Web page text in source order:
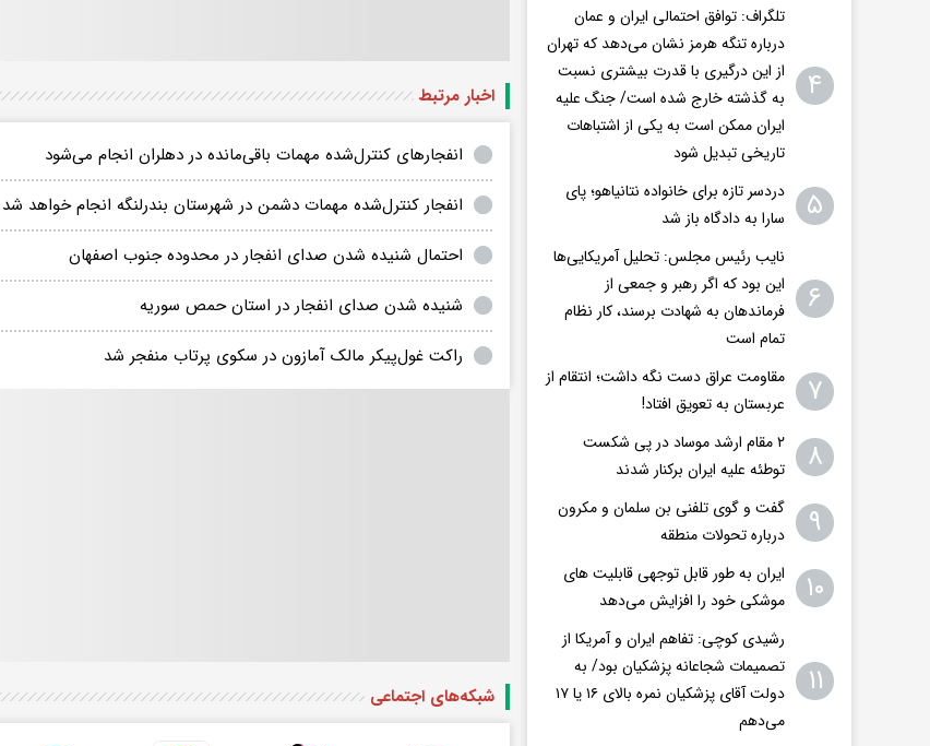
اخبار مرتبط
انفجارهای کنترل‌شده مهمات باقی‌مانده در دهلران انجام می‌شود
انفجار کنترل‌شده مهمات دشمن در شهرستان بندرلنگه انجام خواهد شد
احتمال شنیده شدن صدای انفجار در محدوده جنوب اصفهان
شنیده شدن صدای انفجار در استان حمص سوریه
راکت غول‌پیکر مالک آمازون در سکوی پرتاب منفجر شد
شبکه‌های اجتماعی
۴
تلگراف: توافق احتمالی ایران و عمان
درباره تنگه هرمز نشان می‌دهد که تهران
از این درگیری با قدرت بیشتری نسبت
به گذشته خارج شده است/ جنگ علیه
ایران ممکن است به یکی از اشتباهات
تاریخی تبدیل شود
۵
دردسر تازه برای خانواده نتانیاهو؛ پای
سارا به دادگاه باز شد
۶
نایب رئیس مجلس: تحلیل آمریکایی‌ها
این بود که اگر رهبر و جمعی از
فرماندهان به شهادت برسند، کار نظام
تمام است
۷
مقاومت عراق دست نگه داشت؛ انتقام از
عربستان به تعویق افتاد!
۸
۲ مقام‌ ارشد موساد در پی شکست
توطئه علیه ایران برکنار شدند
۹
گفت و گوی تلفنی بن سلمان و مکرون
درباره تحولات منطقه
۱۰
ایران به طور قابل توجهی قابلیت های
موشکی خود را افزایش می‌دهد
۱۱
رشیدی کوچی: تفاهم ایران و آمریکا از
تصمیمات شجاعانه پزشکیان بود/ به
دولت آقای پزشکیان نمره بالای ۱۶ یا ۱۷
می‌دهم